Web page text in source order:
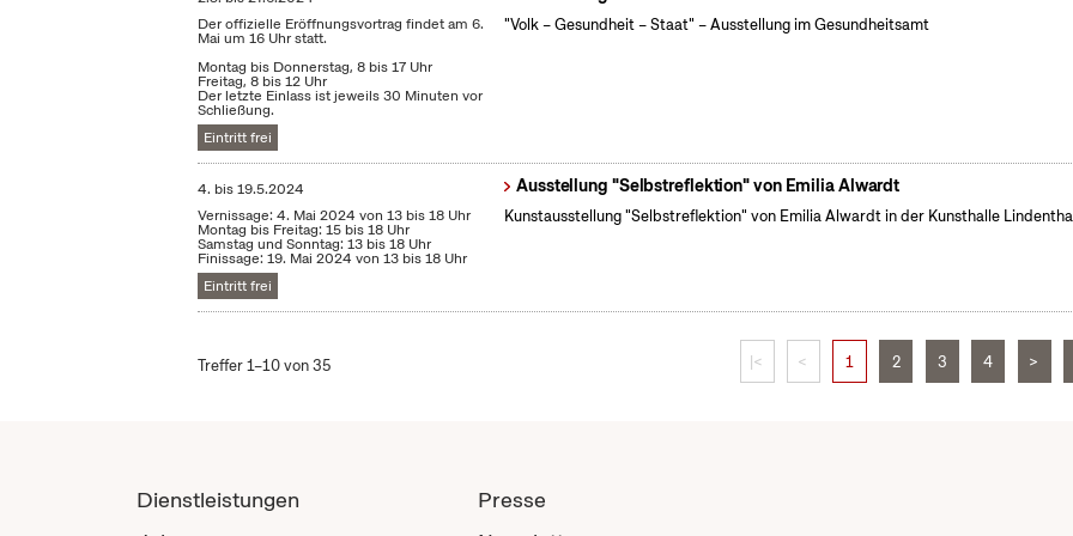
Der offizielle Eröffnungsvortrag findet am 6.
Mai um 16 Uhr statt.
Montag bis Donnerstag, 8 bis 17 Uhr
Freitag, 8 bis 12 Uhr
Der letzte Einlass ist jeweils 30 Minuten vor
Schließung.
Eintritt frei
"Volk – Gesundheit – Staat" – Ausstellung im Gesundheitsamt
4. bis19.5.2024
Vernissage: 4. Mai 2024 von 13 bis 18 Uhr
Montag bis Freitag: 15 bis 18 Uhr
Samstag und Sonntag: 13 bis 18 Uhr
Finissage: 19. Mai 2024 von 13 bis 18 Uhr
Eintritt frei
Ausstellung "Selbstreflektion" von Emilia Alwardt
Kunstausstellung "Selbstreflektion" von Emilia Alwardt in der Kunsthalle
Treffer 1–10 von 35 |< < 1 2 3 4 >
Dienstleistungen
Presse